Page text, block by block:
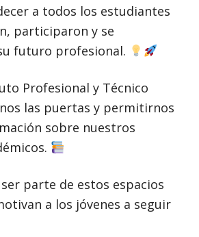
a todos los estudiantes
participaron y se
futuro profesional.
Profesional y Técnico
las puertas y permitirnos
sobre nuestros
parte de estos espacios
a los jóvenes a seguir